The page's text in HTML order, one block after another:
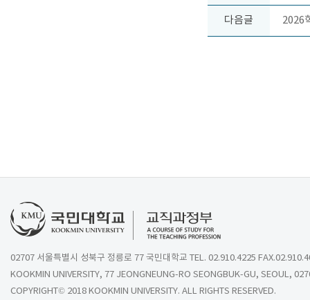
다음글 2026
02707 서울특별시 성북구 정릉로 77 국민대학교 TEL. 02.910.4225
KOOKMIN UNIVERSITY, 77 JEONGNEUNG-RO SEONGBUK-GU, SEOUL,
COPYRIGHT© 2018 KOOKMIN UNIVERSITY. ALL RIGHTS RESERVED.